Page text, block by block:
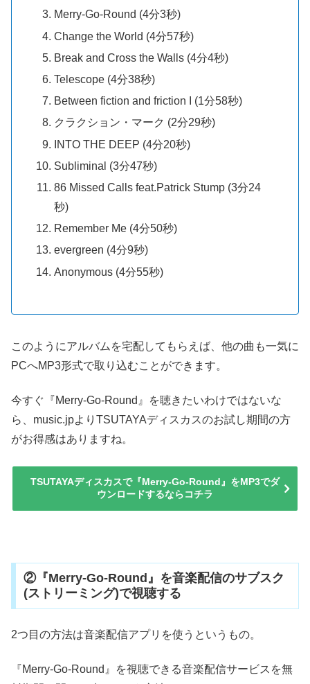
Merry-Go-Round (4分3秒)
Change the World (4分57秒)
Break and Cross the Walls (4分4秒)
Telescope (4分38秒)
Between fiction and friction I (1分58秒)
クラクション・マーク (2分29秒)
INTO THE DEEP (4分20秒)
Subliminal (3分47秒)
86 Missed Calls feat.Patrick Stump (3分24
秒)
Remember Me (4分50秒)
evergreen (4分9秒)
Anonymous (4分55秒)
このようにアルバムを宅配してもらえば、他の曲も一気に
PCへMP3形式で取り込むことができます。
今すぐ『Merry-Go-Round』を聴きたいわけではないな
ら、music.jpよりTSUTAYAディスカスのお試し期間の方
がお得感はありますね。
TSUTAYAディスカスで『Merry-Go-Round』をMP3でダ
ウンロードするならコチラ
②『Merry-Go-Round』を音楽配信のサブスク
(ストリーミング)で視聴する
2つ目の方法は音楽配信アプリを使うというもの。
『Merry-Go-Round』を視聴できる音楽配信サービスを無